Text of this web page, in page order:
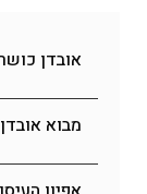
אובדן
מבוא